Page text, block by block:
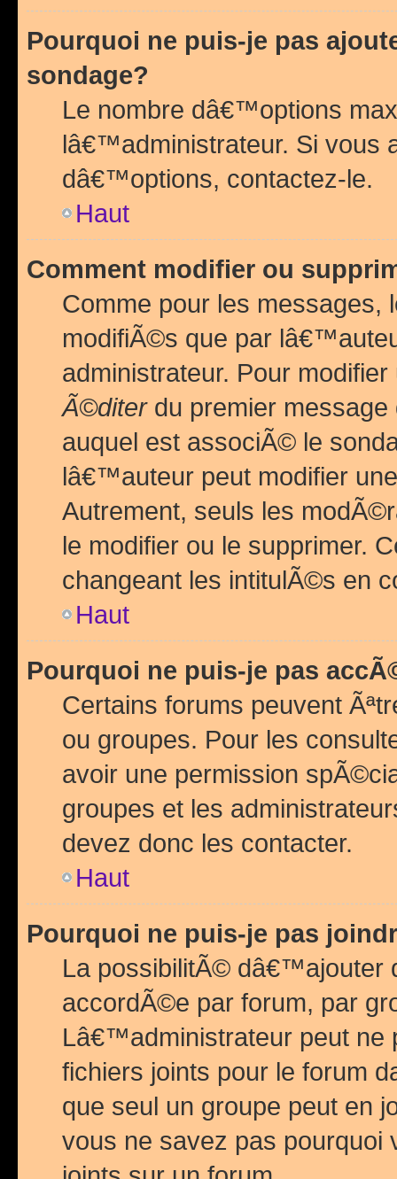
Pourquoi ne puis-je pas
sondage?
Le nombre dâ€™options
lâ€™administrateur. Si vous
dâ€™options, contactez-le.
Haut
Comment modifier ou
Comme pour les messages,
modifiÃ©s que par
administrateur. Pour
Ã©diterdu premier
auquel est associÃ© le
lâ€™auteur peut modifier
Autrement, seuls les
le modifier ou le supprimer.
changeant les intitulÃ©s en
Haut
Pourquoi ne puis-je pas
Certains forums peuvent
ou groupes. Pour les
avoir une permission
groupes et les
devez donc les contacter.
Haut
Pourquoi ne puis-je pas
La possibilitÃ© dâ€™ajouter
accordÃ©e par forum, par
Lâ€™administrateur peut
fichiers joints pour le forum
que seul un groupe peut en
vous ne savez pas pourquoi